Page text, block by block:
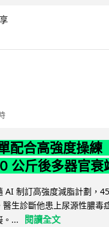
配合高強度操
公斤後多器官衰
AI 制訂高強度減脂計劃，
醫生診斷他患上尿源性膿毒
。...
閱讀全文